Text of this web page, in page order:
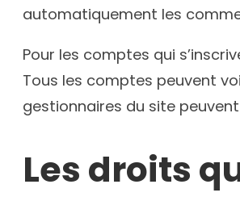
automatiquement les
Pour les comptes qui
Tous les comptes peuvent
gestionnaires du site
Les droits